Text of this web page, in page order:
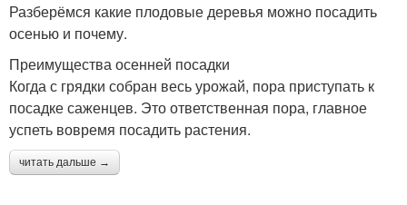
Разберёмся какие плодовые деревья можно посадить
осенью и почему.
Преимущества осенней посадки
Когда с грядки собран весь урожай, пора приступать к
посадке саженцев. Это ответственная пора, главное
успеть вовремя посадить растения.
читать дальше →